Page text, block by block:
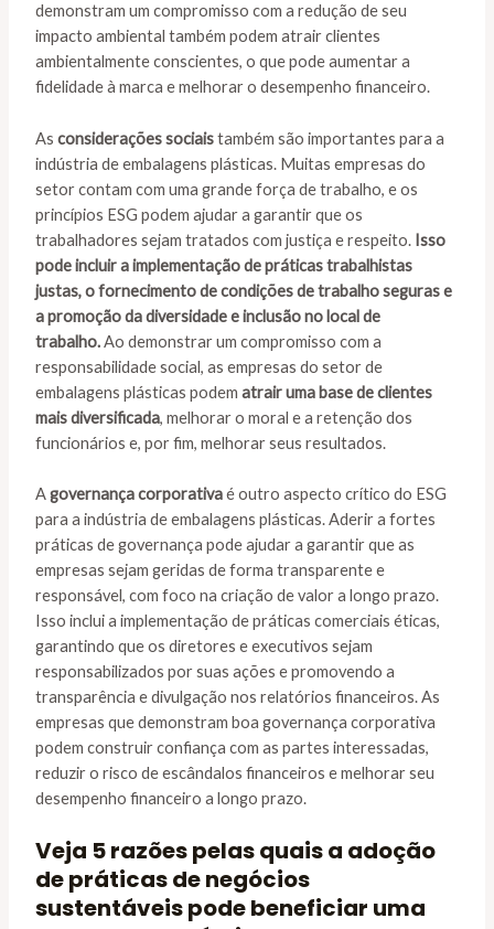
demonstram um compromisso com a redução de seu
impacto ambiental também podem atrair clientes
ambientalmente conscientes, o que pode aumentar a
fidelidade à marca e melhorar o desempenho financeiro.
Asconsiderações sociaistambém são importantes para a
indústria de embalagens plásticas. Muitas empresas do
setor contam com uma grande força de trabalho, e os
princípios ESG podem ajudar a garantir que os
trabalhadores sejam tratados com justiça e respeito. Isso
pode incluir a implementação de práticas trabalhistas
justas, o fornecimento de condições de trabalho seguras e
a promoção da diversidade e inclusão no local de
trabalho.Ao demonstrar um compromisso com a
responsabilidade social, as empresas do setor de
embalagens plásticas podematrair uma base de clientes
mais diversificada, melhorar o moral e a retenção dos
funcionários e, por fim, melhorar seus resultados.
Agovernança corporativaé outro aspecto crítico do ESG
para a indústria de embalagens plásticas. Aderir a fortes
práticas de governança pode ajudar a garantir que as
empresas sejam geridas de forma transparente e
responsável, com foco na criação de valor a longo prazo.
Isso inclui a implementação de práticas comerciais éticas,
garantindo que os diretores e executivos sejam
responsabilizados por suas ações e promovendo a
transparência e divulgação nos relatórios financeiros. As
empresas que demonstram boa governança corporativa
podem construir confiança com as partes interessadas,
reduzir o risco de escândalos financeiros e melhorar seu
desempenho financeiro a longo prazo.
Veja 5 razões pelas quais a adoção
de práticas de negócios
sustentáveis pode beneficiar uma